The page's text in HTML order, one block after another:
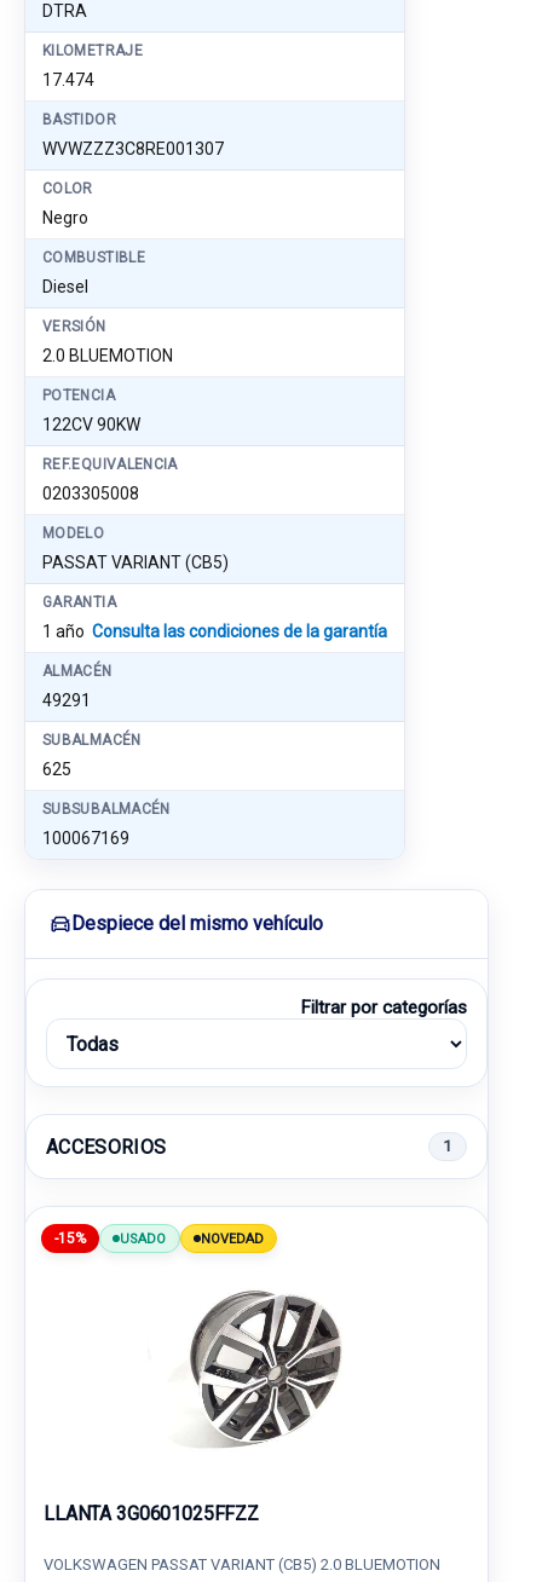
DTRA
KILOMETRAJE
17.474
BASTIDOR
WVWZZZ3C8RE001307
COLOR
Negro
COMBUSTIBLE
Diesel
VERSIÓN
2.0 BLUEMOTION
POTENCIA
122CV 90KW
REF.EQUIVALENCIA
0203305008
MODELO
PASSAT VARIANT (CB5)
GARANTIA
1 año Consulta las condiciones de la garantía
ALMACÉN
49291
SUBALMACÉN
625
SUBSUBALMACÉN
100067169
Despiece del mismo vehículo
Filtrar por categorías
ACCESORIOS 1
-15% USADO NOVEDAD
LLANTA 3G0601025FFZZ
VOLKSWAGEN PASSAT VARIANT (CB5) 2.0 BLUEMOTION